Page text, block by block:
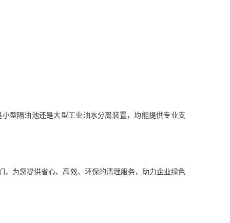
型隔油池还是大型工业油水分离装置，均能提供专业支
为您提供省心、高效、环保的清理服务，助力企业绿色